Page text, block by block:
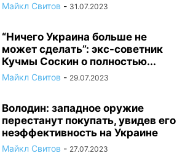
Майкл Свитов - 31.07.2023
“Ничего Украина больше не
может сделать”: экс-советник
Кучмы Соскин о полностью...
Майкл Свитов - 29.07.2023
Володин: западное оружие
перестанут покупать, увидев его
неэффективность на Украине
Майкл Свитов - 27.07.2023